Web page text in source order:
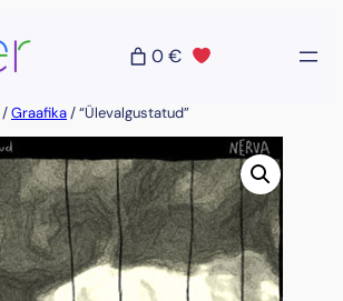
0 €
/Graafika/ “Ülevalgustatud”